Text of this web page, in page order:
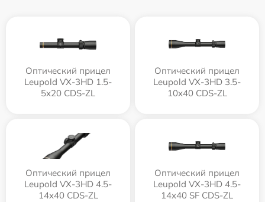
Оптический прицел
Leupold VX-3HD 1.5-
5x20 CDS-ZL
Оптический прицел
Leupold VX-3HD 3.5-
10x40 CDS-ZL
Оптический прицел
Leupold VX-3HD 4.5-
14x40 CDS-ZL
Оптический прицел
Leupold VX-3HD 4.5-
14x40 SF CDS-ZL